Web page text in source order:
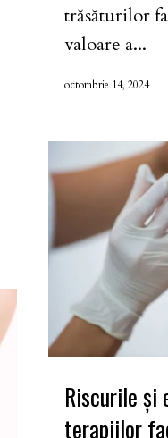
trăsăturilor
valoare a...
octombrie 14, 2024
Riscurile și
terapiilor